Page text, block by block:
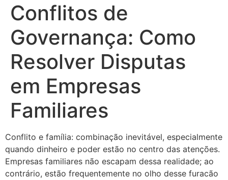
Conflitos de
Governança: Como
Resolver Disputas
em Empresas
Familiares
Conflito e família: combinação inevitável, especialmente
quando dinheiro e poder estão no centro das atenções.
Empresas familiares não escapam dessa realidade; ao
contrário, estão frequentemente no olho desse furacão